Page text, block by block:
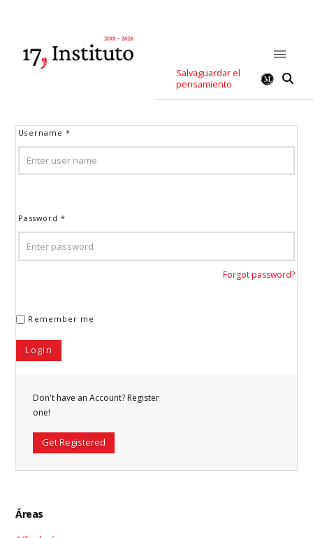
Salvaguardar el
pensamiento
Username*
Password*
Forgot password?
Remember me
Don't have an Account? Register
one!
Get Registered
Áreas